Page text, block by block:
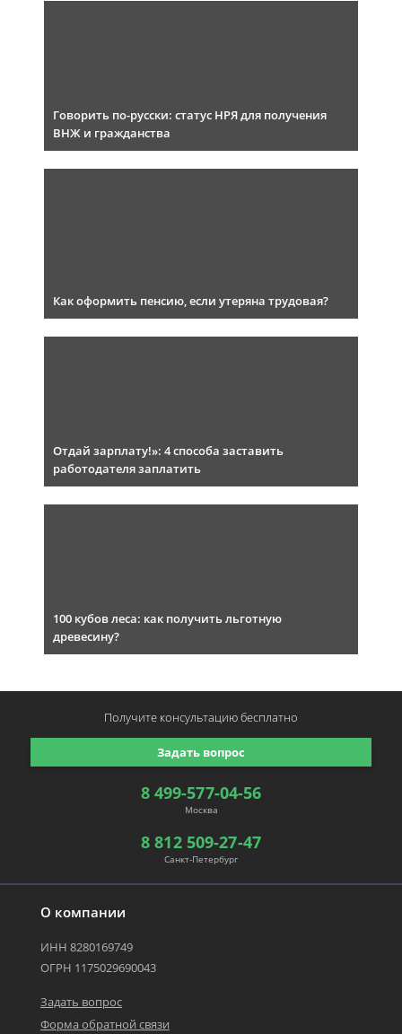
Говорить по-русски: статус НРЯ для получения
ВНЖ и гражданства
Как оформить пенсию, если утеряна трудовая?
Отдай зарплату!»: 4 способа заставить
работодателя заплатить
100 кубов леса: как получить льготную
древесину?
О компании
ИНН 8280169749
ОГРН 1175029690043
Задать вопрос
Форма обратной связи
8 499-577-04-56
Москва
8 812 509-27-47
Санкт-Петербург
Задать вопрос
Получите консультациюбесплатно